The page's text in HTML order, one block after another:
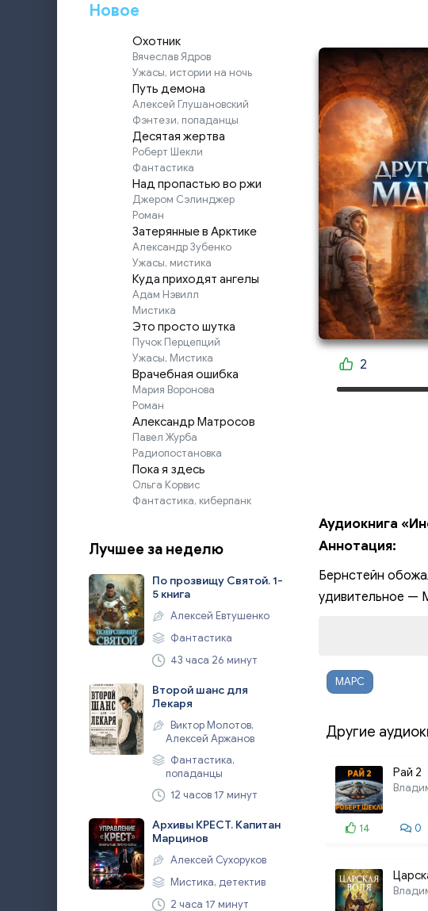
Новое
Охотник
Вячеслав Ядров
Ужасы, истории на ночь
Путь демона
Алексей Глушановский
Фэнтези, попаданцы
Десятая жертва
Роберт Шекли
Фантастика
Над пропастью во ржи
Джером Сэлинджер
Роман
Затерянные в Арктике
Александр Зубенко
Ужасы, мистика
Куда приходят ангелы
Адам Нэвилл
Мистика
Это просто шутка
Пучок Перцепций
Ужасы, Мистика
Врачебная ошибка
Мария Воронова
Роман
Александр Матросов
Павел Журба
Радиопостановка
Пока я здесь
Ольга Корвис
Фантастика, киберпанк
Лучшее за неделю
По прозвищу Святой. 1-
5 книга
Алексей Евтушенко
Фантастика
43 часа 26 минут
Второй шанс для
Лекаря
Виктор Молотов,
Алексей Аржанов
Фантастика,
попаданцы
12 часов 17 минут
Архивы КРЕСТ. Капитан
Марцинов
Алексей Сухоруков
Мистика, детектив
2 часа 17 минут
2
Аудиокнига
Аннотация:
Бернстейн
удивительное —
МАРС
Другие
Рай 2
14 0